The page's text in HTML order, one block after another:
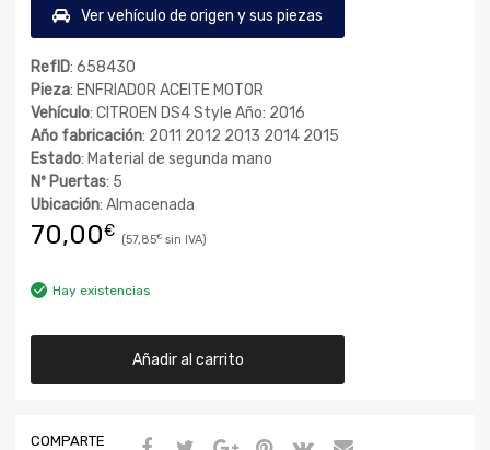
Ver vehículo de origen y sus piezas
RefID: 658430
Pieza: ENFRIADOR ACEITE MOTOR
Vehículo: CITROEN DS4 Style Año: 2016
Año fabricación: 2011 2012 2013 2014 2015
Estado: Material de segunda mano
Nº Puertas: 5
Ubicación: Almacenada
70,00€ 57,85€
Hay existencias
Añadir al carrito
COMPARTE